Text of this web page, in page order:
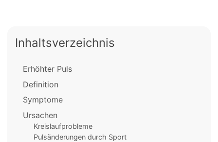
Inhaltsverzeichnis
Erhöhter Puls
Definition
Symptome
Ursachen
Kreislaufprobleme
Pulsänderungen durch Sport